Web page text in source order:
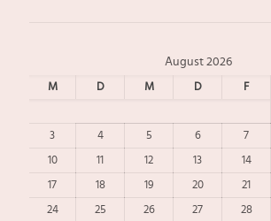
August 2026
M D M D F
3 4 5 6 7
10 11 12 13 14
17 18 19 20 21
24 25 26 27 28